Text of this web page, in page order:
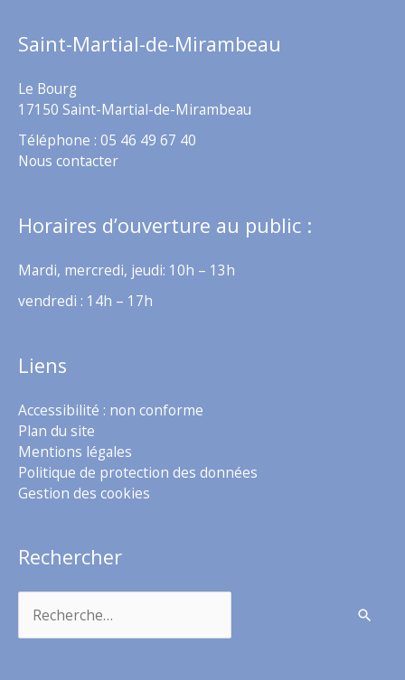
Saint-Martial-de-Mirambeau
Le Bourg
17150 Saint-Martial-de-Mirambeau
Téléphone : 05 46 49 67 40
Nous contacter
Horaires d’ouverture au public :
Mardi, mercredi, jeudi: 10h – 13h
vendredi : 14h – 17h
Liens
Accessibilité : non conforme
Plan du site
Mentions légales
Politique de protection des données
Gestion des cookies
Rechercher